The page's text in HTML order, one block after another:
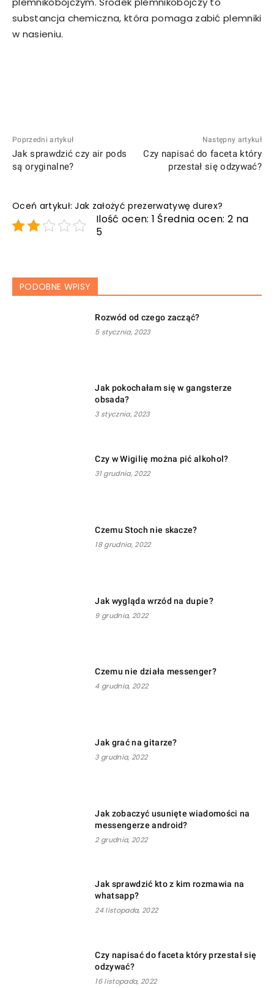
substancja chemiczna, która pomaga zabić plemniki
w nasieniu.
Poprzedni artykuł
Jak sprawdzić czy air pods
są oryginalne?
Następny artykuł
Czy napisać do faceta który
przestał się odzywać?
Oceń artykuł: Jak założyć prezerwatywę durex?
Ilość ocen: 1 Średnia ocen: 2 na
5
PODOBNE WPISY
Rozwód od czego zacząć?
5 stycznia, 2023
Jak pokochałam się w gangsterze
obsada?
3 stycznia, 2023
Czy w Wigilię można pić alkohol?
31 grudnia, 2022
Czemu Stoch nie skacze?
18 grudnia, 2022
Jak wygląda wrzód na dupie?
9 grudnia, 2022
Czemu nie działa messenger?
4 grudnia, 2022
Jak grać na gitarze?
3 grudnia, 2022
Jak zobaczyć usunięte wiadomości na
messengerze android?
2 grudnia, 2022
Jak sprawdzić kto z kim rozmawia na
whatsapp?
24 listopada, 2022
Czy napisać do faceta który przestał się
odzywać?
16 listopada, 2022